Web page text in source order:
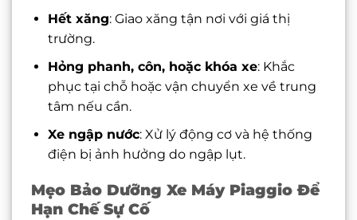
Hết xăng: Giao xăng tận nơi với giá thị
trường.
Hỏng phanh, côn, hoặc khóa xe: Khắc
phục tại chỗ hoặc vận chuyển xe về trung
tâm nếu cần.
Xe ngập nước: Xử lý động cơ và hệ thống
điện bị ảnh hưởng do ngập lụt.
Mẹo Bảo Dưỡng Xe Máy Piaggio Để
Hạn Chế Sự Cố